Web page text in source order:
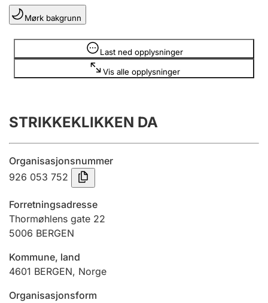
Lag og forening
Registrere, endre, slette
Innsending og forsinkelsesgebyr
Jeger
Ektepaktveileder
Mørk bakgrunn
Last ned opplysninger
Vis alle opplysninger
Opplysninger er skjult
STRIKKEKLIKKEN DA
Organisasjonsnummer
926 053 752
Forretningsadresse
Thormøhlens gate 22
5006 BERGEN
Kommune, land
4601 BERGEN, Norge
Organisasjonsform